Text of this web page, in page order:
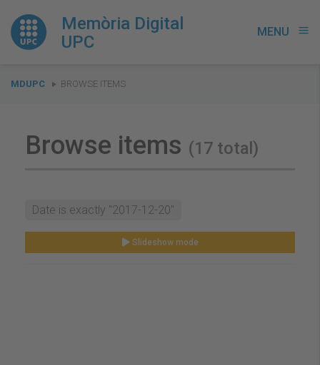
Memòria Digital
UPC
MENU menu
You
MDUPC BROWSE ITEMS
Browse items (17 total)
Date is exactly "2017-12-20"
Slideshow mode